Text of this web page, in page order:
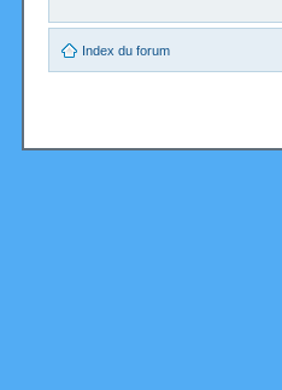
Index du forum